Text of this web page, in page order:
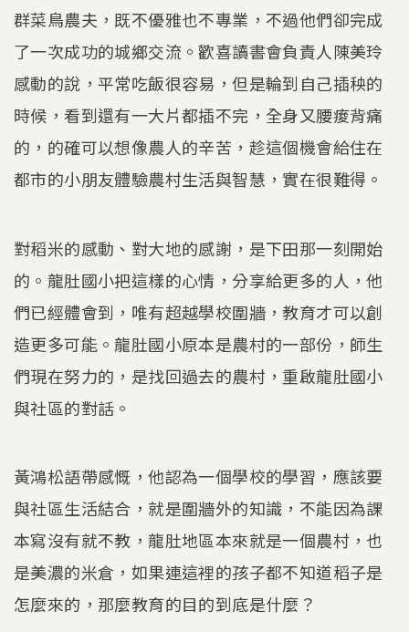
群菜鳥農夫，既不優雅也不專業，不過他們卻完成
了一次成功的城鄉交流。歡喜讀書會負責人陳美玲
感動的說，平常吃飯很容易，但是輪到自己插秧的
時候，看到還有一大片都插不完，全身又腰痠背痛
的，的確可以想像農人的辛苦，趁這個機會給住在
都市的小朋友體驗農村生活與智慧，實在很難得。
對稻米的感動、對大地的感謝，是下田那一刻開始
的。龍肚國小把這樣的心情，分享給更多的人，他
們已經體會到，唯有超越學校圍牆，教育才可以創
造更多可能。龍肚國小原本是農村的一部份，師生
們現在努力的，是找回過去的農村，重啟龍肚國小
與社區的對話。
黃鴻松語帶感慨，他認為一個學校的學習，應該要
與社區生活結合，就是圍牆外的知識，不能因為課
本寫沒有就不教，龍肚地區本來就是一個農村，也
是美濃的米倉，如果連這裡的孩子都不知道稻子是
怎麼來的，那麼教育的目的到底是什麼？